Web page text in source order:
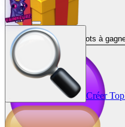
Lots à
Créer